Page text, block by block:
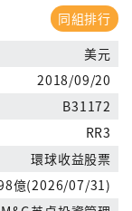
同組排行
美元
2018/09/20
B31172
RR3
環球收益股票
億(2026/07/31)